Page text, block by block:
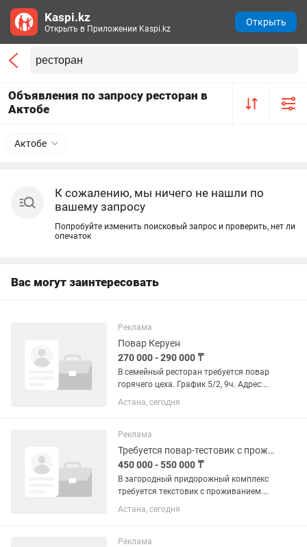
Объявления по запросу ресторан в
Актобе
Актобе
К сожалению, мы ничего не нашли по
вашему запросу
Попробуйте изменить поисковый запрос и проверить, нет ли
опечаток
Вас могут заинтересовать
Реклама
Повар Керуен
270 000 - 290 000 ₸
В семейный ресторан требуется повар
горячего цеха. График 5/2, 9ч. Адрес:
Достык,9
Астана, сегодня
Реклама
Требуется повар-тестовик с проживанием
450 000 - 550 000 ₸
В загородный придорожный комплекс
требуется текстовик с проживанием.
Работа с тестом, выпечкой и тд Лепка
пельменей, манты, лепешки, вареники.
Заработная плата...
Астана, сегодня
Реклама
Kaspi.kz
Открыть в Приложении Kaspi.kz
Открыть